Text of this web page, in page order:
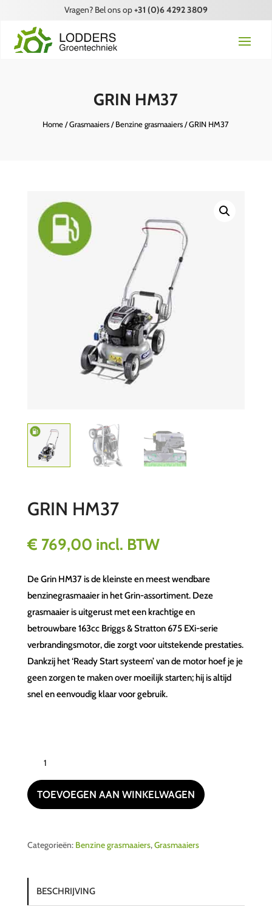
Vragen? Bel ons op+31 (0)6 4292 3809
GRIN HM37
Home/Grasmaaiers/Benzine grasmaaiers/ GRIN HM37
GRIN HM37
€ 769,00 incl. BTW
De Grin HM37 is de kleinste en meest wendbare
benzinegrasmaaier in het Grin-assortiment. Deze
grasmaaier is uitgerust met een krachtige en
betrouwbare 163cc Briggs & Stratton 675 EXi-serie
verbrandingsmotor, die zorgt voor uitstekende prestaties.
Dankzij het ‘Ready Start systeem’ van de motor hoef je je
geen zorgen te maken over moeilijk starten; hij is altijd
snel en eenvoudig klaar voor gebruik.
aantal
TOEVOEGEN AAN WINKELWAGEN
Categorieën: Benzine grasmaaiers,Grasmaaiers
BESCHRIJVING